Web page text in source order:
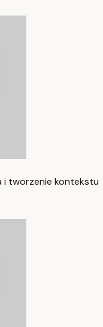
tworzenie kontekstu